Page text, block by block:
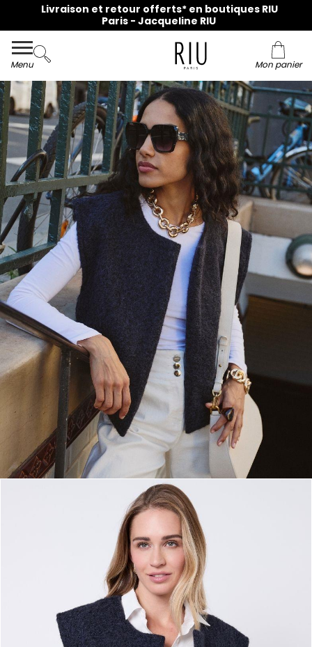
Livraison et retour offerts* en boutiques RIU
Paris - Jacqueline RIU
Menu Mon panier